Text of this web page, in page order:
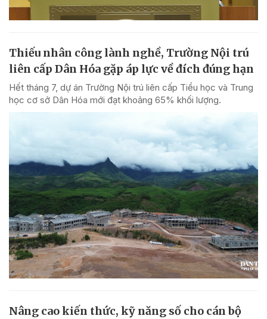
Thiếu nhân công lành nghề, Trường Nội trú
liên cấp Dân Hóa gặp áp lực về đích đúng hạn
Hết tháng 7, dự án Trường Nội trú liên cấp Tiểu học và Trung
học cơ sở Dân Hóa mới đạt khoảng 65% khối lượng.
Nâng cao kiến thức, kỹ năng số cho cán bộ